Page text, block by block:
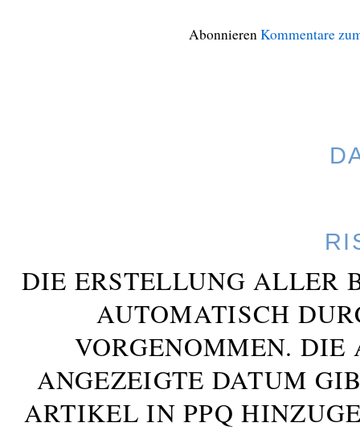
AbonnierenKommentare
DIE ERSTELLUNG ALLER
AUTOMATISCH
VORGENOMMEN. DIE
ANGEZEIGTE DATUM
ARTIKEL IN PPQ